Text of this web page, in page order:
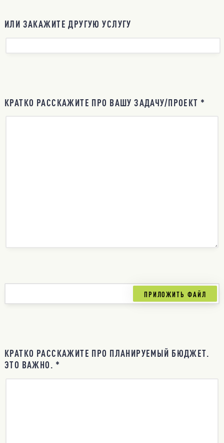
ИЛИ ЗАКАЖИТЕ ДРУГУЮ УСЛУГУ
КРАТКО РАССКАЖИТЕ ПРО ВАШУ ЗАДАЧУ/ПРОЕКТ *
КРАТКО РАССКАЖИТЕ ПРО ПЛАНИРУЕМЫЙ БЮДЖЕТ.
ЭТО ВАЖНО. *